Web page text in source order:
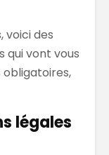
voici des
qui vont vous
légales